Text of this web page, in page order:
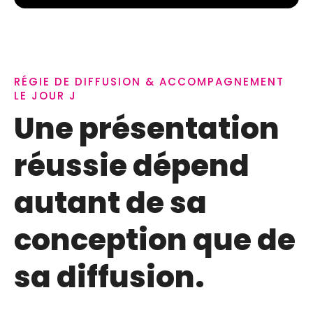
RÉGIE DE DIFFUSION & ACCOMPAGNEMENT
LE JOUR J
Une présentation
réussie dépend
autant de sa
conception que de
sa diffusion.